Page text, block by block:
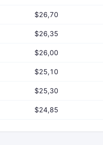
$26,70
$26,35
$26,00
$25,10
$25,30
$24,85